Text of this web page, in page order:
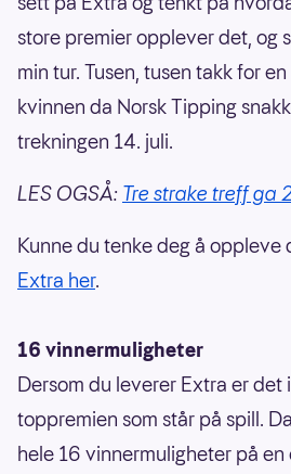
store premier opplever det, og
min tur. Tusen, tusen takk for
kvinnen da Norsk Tipping
trekningen 14. juli.
LES OGSÅ: Tre strake treff ga
Kunne du tenke deg å oppleve
Extra her.
16 vinnermuligheter
Dersom du leverer Extra er det
toppremien som står på spill.
hele 16 vinnermuligheter på en